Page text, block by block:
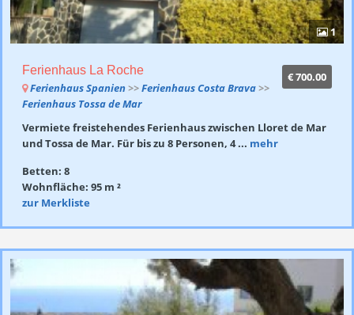
1
€ 700.00
Ferienhaus La Roche
Ferienhaus Spanien >>Ferienhaus Costa Brava>>
Ferienhaus Tossa de Mar
Vermiete freistehendes Ferienhaus zwischen Lloret de Mar
und Tossa de Mar. Für bis zu 8 Personen, 4 ... mehr
Betten: 8
Wohnfläche: 95 m ²
zur Merkliste